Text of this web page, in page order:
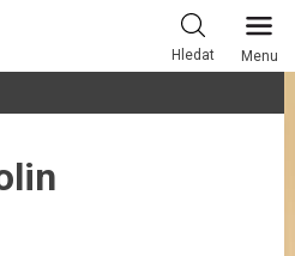
Hledat Menu